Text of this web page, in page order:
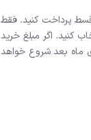
قسط پرداخت کنید. فقط
کنید. اگر مبلغ خرید
ماه بعد شروع خواهد